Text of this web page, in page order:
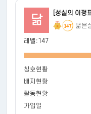
닮
[성실의 이정
147 닮은
레벨:147
칭호현황
배지현황
활동현황
가입일